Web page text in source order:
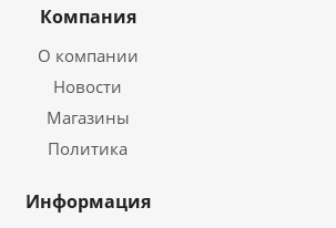
Компания
О компании
Новости
Магазины
Политика
Информация